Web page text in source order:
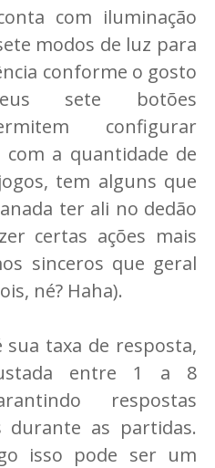
com iluminação
modos de luz para
conforme o gosto
sete botões
configurar
a quantidade de
tem alguns que
ter ali no dedão
certas ações mais
sinceros que geral
né? Haha).
taxa de resposta,
entre 1 a 8
respostas
durante as partidas.
isso pode ser um